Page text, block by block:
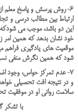
6-روش پرسش و پاسخ معلم
ارتباط بين مطالب درسي و
اين دو باشد، موجب مي شودکه
خود نشان بدهد که همين امر
موقعيت هاي يادگيري فراهم
شود که همين نگرش منفي
7-عدم تمرکز حواس، وجود
و در نتيجه افت تحصيلي
سلامت رواني او در موفقيت
با تشکر